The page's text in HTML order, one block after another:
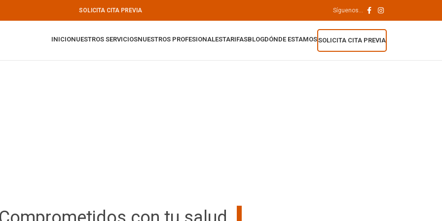
SOLICITA CITA PREVIA Síguenos...
INICIONUESTROS SERVICIOSNUESTROS PROFESIONALESTARIFASBLOGDÓNDE ESTAMOSSOLICITA CITA PREVIA